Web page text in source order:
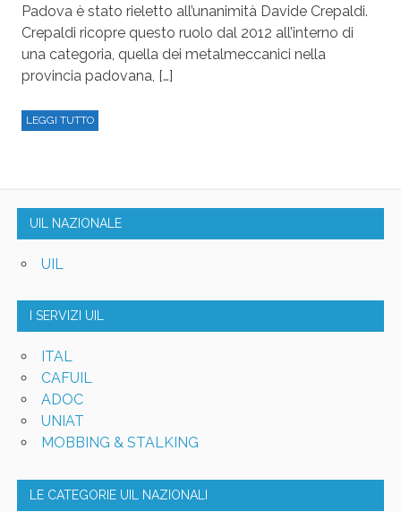
Padova è stato rieletto all’unanimità Davide Crepaldi.
Crepaldi ricopre questo ruolo dal 2012 all’interno di
una categoria, quella dei metalmeccanici nella
provincia padovana, […]
LEGGI TUTTO
UIL NAZIONALE
UIL
I SERVIZI UIL
ITAL
CAFUIL
ADOC
UNIAT
MOBBING & STALKING
LE CATEGORIE UIL NAZIONALI